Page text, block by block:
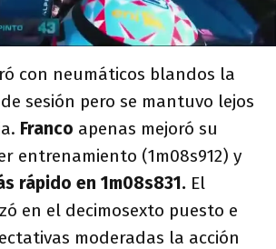
con neumáticos blandos la
sesión pero se mantuvo lejos
Franco apenas mejoró su
entrenamiento (1m08s912) y
rápido en 1m08s831. El
en el decimosexto puesto e
moderadas la acción